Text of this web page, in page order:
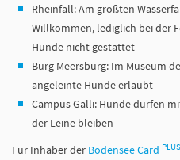
Rheinfall: Am größten
Willkommen, lediglich bei der
Hunde nicht gestattet
Burg Meersburg: Im Museum
angeleinte Hunde erlaubt
Campus Galli: Hunde dürfen
der Leine bleiben
Für Inhaber der Bodensee Card PLUS